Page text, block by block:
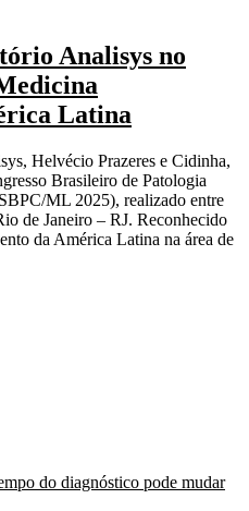
Analisys no
Latina
Helvécio Prazeres e Cidinha,
Brasileiro de Patologia
ML 2025), realizado entre
de Janeiro – RJ. Reconhecido
da América Latina na área de
do diagnóstico pode mudar